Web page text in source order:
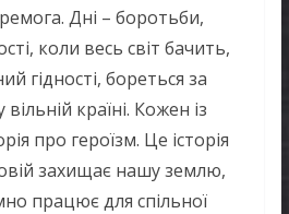
Дні – боротьби,
коли весь світ бачить,
гідності, бореться за
країні. Кожен із
про героїзм. Це історія
захищає нашу землю,
працює для спільної